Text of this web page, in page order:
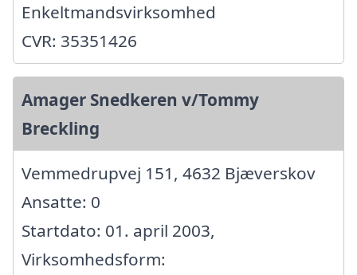
Enkeltmandsvirksomhed
CVR: 35351426
Amager Snedkeren v/Tommy
Breckling
Vemmedrupvej 151, 4632 Bjæverskov
Ansatte: 0
Startdato: 01. april 2003,
Virksomhedsform: